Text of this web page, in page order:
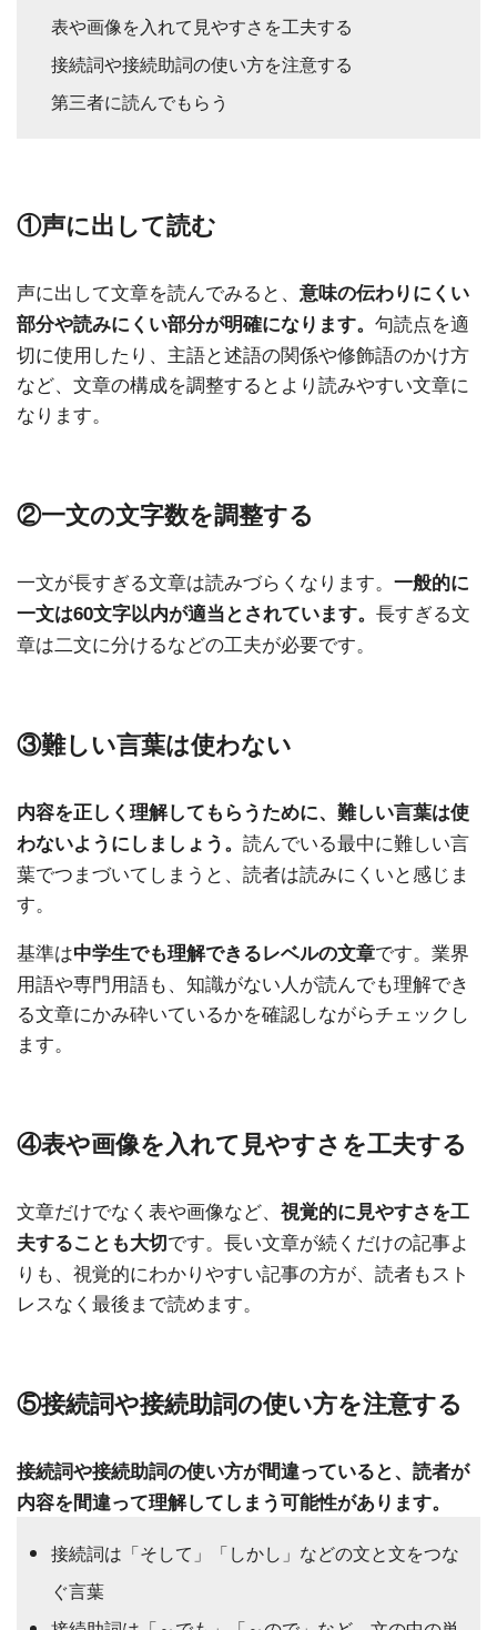
表や画像を入れて見やすさを工夫する
接続詞や接続助詞の使い方を注意する
第三者に読んでもらう
①声に出して読む
声に出して文章を読んでみると、 意味の伝わりにくい
部分や読みにくい部分が明確になります。 句読点を適
切に使用したり、主語と述語の関係や修飾語のかけ方
など、文章の構成を調整するとより読みやすい文章に
なります。
②一文の文字数を調整する
一文が長すぎる文章は読みづらくなります。 一般的に
一文は60文字以内が適当とされています。 長すぎる文
章は二文に分けるなどの工夫が必要です。
③難しい言葉は使わない
内容を正しく理解してもらうために、難しい言葉は使
わないようにしましょう。 読んでいる最中に難しい言
葉でつまづいてしまうと、読者は読みにくいと感じま
す。
基準は中学生でも理解できるレベルの文章です。業界
用語や専門用語も、知識がない人が読んでも理解でき
る文章にかみ砕いているかを確認しながらチェックし
ます。
④表や画像を入れて見やすさを工夫する
文章だけでなく表や画像など、 視覚的に見やすさを工
夫することも大切です。長い文章が続くだけの記事よ
りも、視覚的にわかりやすい記事の方が、読者もスト
レスなく最後まで読めます。
⑤接続詞や接続助詞の使い方を注意する
接続詞や接続助詞の使い方が間違っていると、読者が
内容を間違って理解してしまう可能性があります。
接続詞は「そして」「しかし」などの文と文をつな
ぐ言葉